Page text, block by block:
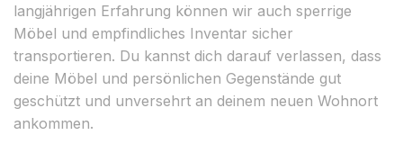
langjährigen Erfahrung können wir auch sperrige
Möbel und empfindliches Inventar sicher
transportieren. Du kannst dich darauf verlassen, dass
deine Möbel und persönlichen Gegenstände gut
geschützt und unversehrt an deinem neuen Wohnort
ankommen.